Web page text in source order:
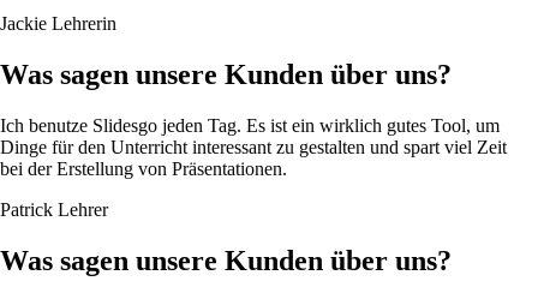
Jackie Lehrerin
Was sagen unsere Kunden über uns?
Ich benutze Slidesgo jeden Tag. Es ist ein wirklich gutes Tool, um
Dinge für den Unterricht interessant zu gestalten und spart viel Zeit
bei der Erstellung von Präsentationen.
Patrick Lehrer
Was sagen unsere Kunden über uns?